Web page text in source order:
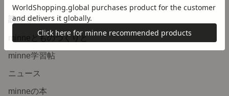
読みもの
minneとものづくりと
minne学習帖
ニュース
minneの本